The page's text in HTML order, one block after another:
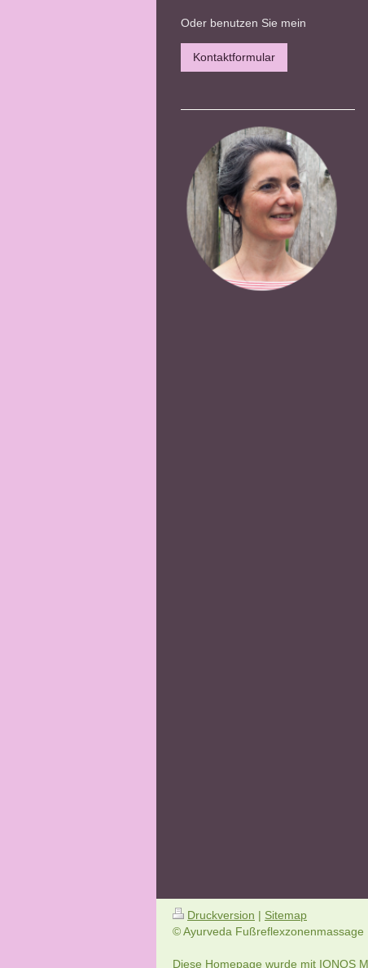
Oder benutzen Sie mein
Kontaktformular
Druckversion | Sitemap
© Ayurveda Fußreflexzonenmassage
Diese Homepage wurde mit IONOS